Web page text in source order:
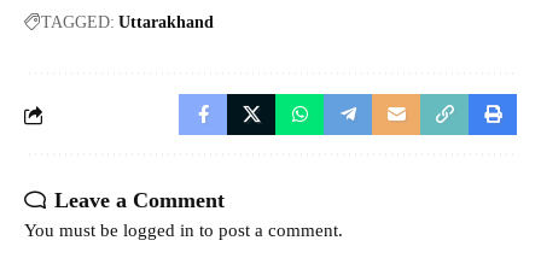
TAGGED: Uttarakhand
Leave a Comment
You must be logged in to post a comment.